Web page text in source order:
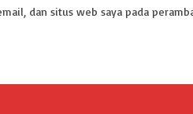
dan situs web saya pada